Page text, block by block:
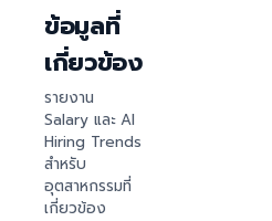
ข้อมูลที่
เกี่ยวข้อง
รายงาน
Salary และ AI
Hiring Trends
สำหรับ
อุตสาหกรรมที่
เกี่ยวข้อง